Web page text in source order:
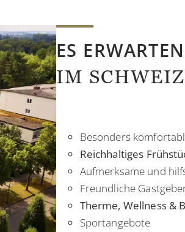
ES
IM
Besonders
Reichhaltiges
Aufmerksame und
Freundliche
Therme, Wellness &
Sportangebote